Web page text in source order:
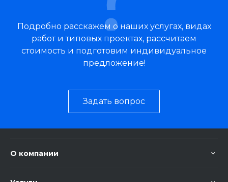
Подробно расскажем о наших услугах, видах
работ и типовых проектах, рассчитаем
стоимость и подготовим индивидуальное
предложение!
Задать вопрос
О компании